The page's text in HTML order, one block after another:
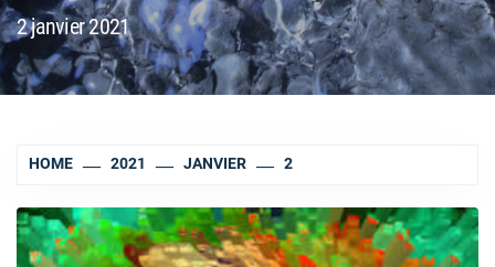
2 janvier 2021
HOME 2021 JANVIER 2